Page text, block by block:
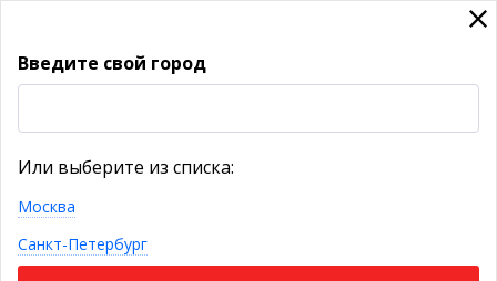
Введите свой город
Или выберите из списка:
Москва
Санкт-Петербург